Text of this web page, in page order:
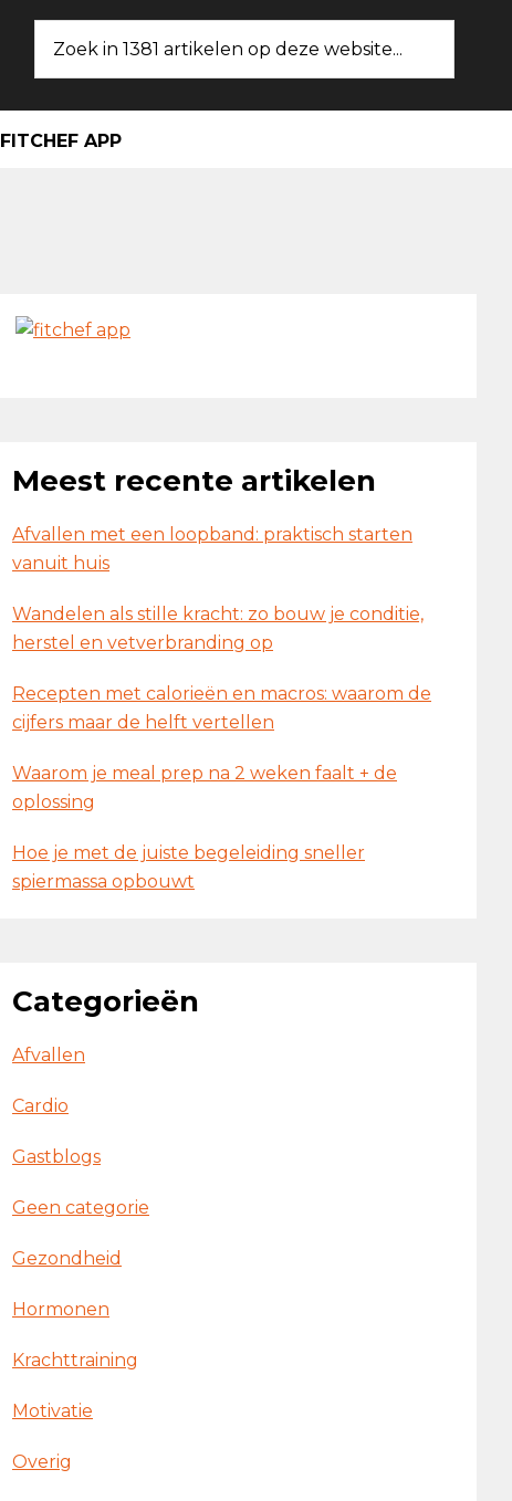
op
FITCHEF APP
Meest recente artikelen
Afvallen met een loopband: praktisch starten
vanuit huis
Wandelen als stille kracht: zo bouw je conditie,
herstel en vetverbranding op
Recepten met calorieën en macros: waarom de
cijfers maar de helft vertellen
Waarom je meal prep na 2 weken faalt + de
oplossing
Hoe je met de juiste begeleiding sneller
spiermassa opbouwt
Categorieën
Afvallen
Cardio
Gastblogs
Geen categorie
Gezondheid
Hormonen
Krachttraining
Motivatie
Overig